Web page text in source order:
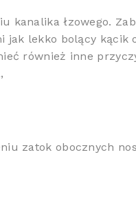
kanalika łzowego.
lekko bolący kącik
również inne
zatok obocznych